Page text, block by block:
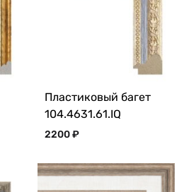
Пластиковый багет
104.4631.61.IQ
2200₽